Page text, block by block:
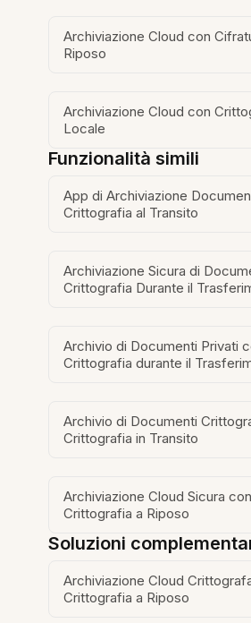
Archiviazione Cloud con
Riposo
Archiviazione Cloud con
Locale
Funzionalità simili
App di Archiviazione
Crittografia al Transito
Archiviazione Sicura di
Crittografia Durante il
Archivio di Documenti Privati
Crittografia durante il
Archivio di Documenti
Crittografia in Transito
Archiviazione Cloud Sicura con
Crittografia a Riposo
Soluzioni
Archiviazione Cloud
Crittografia a Riposo